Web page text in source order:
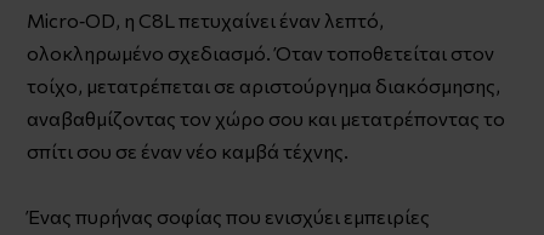
Micro‑OD, η C8L πετυχαίνει έναν λεπτό,
ολοκληρωμένο σχεδιασμό. Όταν τοποθετείται στον
τοίχο, μετατρέπεται σε αριστούργημα διακόσμησης,
αναβαθμίζοντας τον χώρο σου και μετατρέποντας το
σπίτι σου σε έναν νέο καμβά τέχνης.
Ένας πυρήνας σοφίας που ενισχύει εμπειρίες